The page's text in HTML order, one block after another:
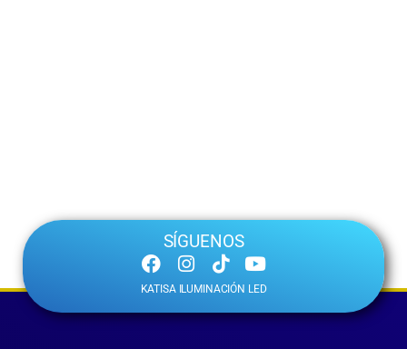
SÍGUENOS
KATISA ILUMINACIÓN LED